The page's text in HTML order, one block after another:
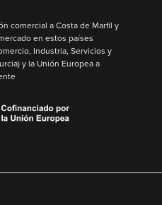
comercial a Costa de Marfil y
en estos países
Industria, Servicios y
y la Unión Europeaa